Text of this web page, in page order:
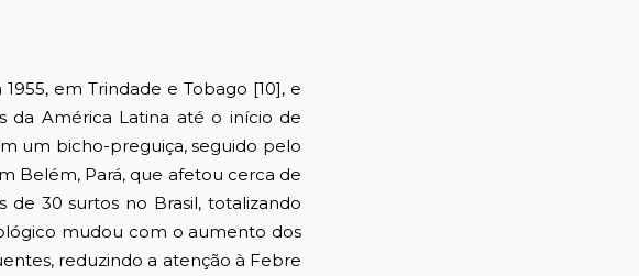
em Trindade e Tobago [10], e
da América Latina até o início de
um bicho-preguiça, seguido pelo
Belém, Pará, que afetou cerca de
de 30 surtos no Brasil, totalizando
mudou com o aumento dos
reduzindo a atenção à Febre